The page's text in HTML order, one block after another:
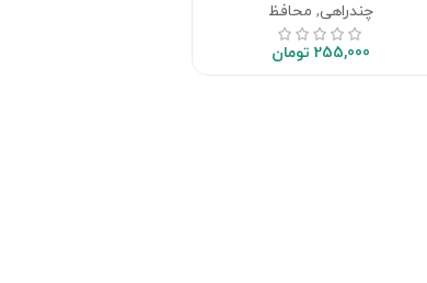
چندراهی, محافظ
255,000 تومان